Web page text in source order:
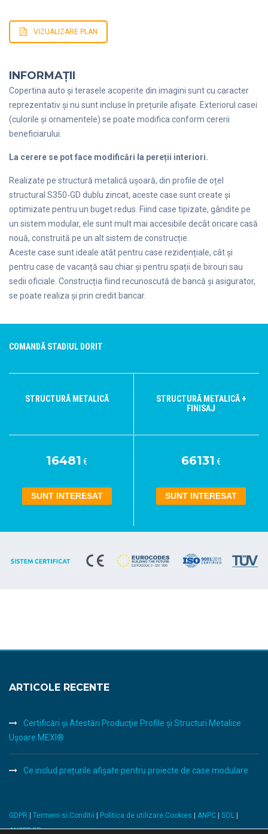
VIZUALIZARE PLAN
INFORMAȚII:
Copertina auto și terasele acoperite din imagini sunt cu caracter
reprezentativ și nu sunt incluse în prețurile afișate. Exteriorul casei
(culorile și ornamentele) se poate modifica conform cererii
beneficiarului.
La cerere se pot face modificări la pereții interiori.
Realizate pe structură metalică ușoară, din profile de oțel
structural S350-GD dublu zincat, aceste case sunt create și
optimizate pentru un buget redus. Fiind case tipizate, gândite pe
un sistem modular, ele sunt mult mai accesibile decât oricare casă
nouă, construită pe un alt sistem de construcție.
Aceste case sunt ideale atât pentru case rezidențiale, cât și
pentru case de vacanță sau chiar și pentru spații de birouri sau
sedii oficiale. Construcția fiind recunoscută de bancă și asigurator,
se poate realiza și prin credit bancar.
COMANDĂ STADIUL DORIT
STRUCTURĂ METALICĂ
STRUCTURĂ METALICĂ +
FINISAJ
16481 €
SUNT INTERESAT
66131 €
SUNT INTERESAT
ARTICOLE RECENTE
Certificări şi Atestări Producţie Profile şi Structuri Metalice
Uşoare MEXI®
Ce includ prețurile afișate pentru proiecte de case modulare
GDPR | Termeni si Conditii | Politica de utilizare Cookies | ANPC | SOL |
ANSPDCP